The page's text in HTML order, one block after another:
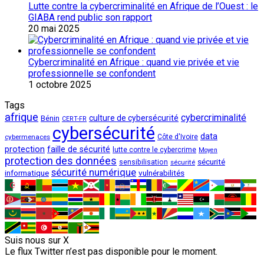
Lutte contre la cybercriminalité en Afrique de l’Ouest : le
GIABA rend public son rapport
20 mai 2025
Cybercriminalité en Afrique : quand vie privée et vie
professionnelle se confondent
1 octobre 2025
Tags
afrique Bénin CERT-FR culture de cybersécurité cybercriminalité
cybermenaces cybersécurité Côte d'Ivoire data
protection faille de sécurité lutte contre le cybercrime Moyen
protection des données sensibilisation sécurité sécurité
informatique sécurité numérique vulnérabilités
Suis nous sur X
Le flux Twitter n’est pas disponible pour le moment.